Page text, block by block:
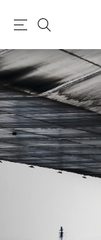
메
뉴
검
색